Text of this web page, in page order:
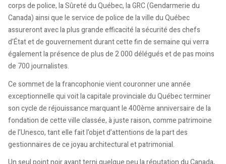
corps de police, la Sûreté du Québec, la GRC (Gendarmerie du
Canada) ainsi que le service de police de la ville du Québec
assureront avec la plus grande efficacité la sécurité des chefs
d’État et de gouvernement durant cette fin de semaine qui verra
également la présence de plus de 2 000 délégués et de pas moins
de 700 journalistes.
Ce sommet de la francophonie vient couronner une année
exceptionnelle qui voit la capitale provinciale du Québec terminer
son cycle de réjouissance marquant le 400ème anniversaire de la
fondation de cette ville classée, à juste raison, comme patrimoine
de l’Unesco, tant elle fait l’objet d’attentions de la part des
gestionnaires de ce joyau architectural et patrimonial.